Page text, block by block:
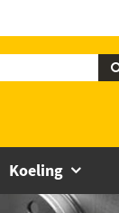
Koeling